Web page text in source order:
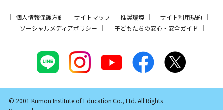
個人情報保護方針 サイトマップ 推奨環境
サイト利用規約
ソーシャルメディアポリシー
子どもたちの安心・安全ガイド
© 2001 Kumon Institute of Education Co., Ltd. All Rights